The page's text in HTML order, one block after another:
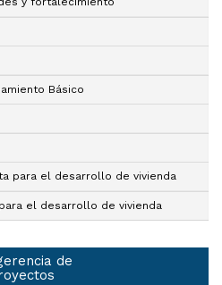
Básico
para el desarrollo de vivienda
el desarrollo de vivienda
de